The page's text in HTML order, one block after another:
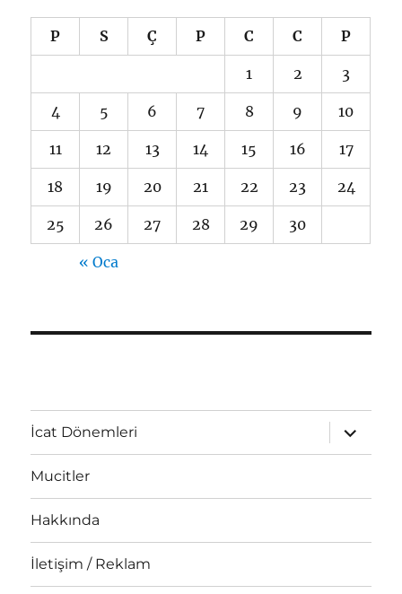
P S Ç P C C P
1 2 3
4 5 6 7 8 9 10
11 12 13 14 15 16 17
18 19 20 21 22 23 24
25 26 27 28 29 30
« Oca
İcat Dönemleri
Alt
menüyü
genişlet
Mucitler
Hakkında
İletişim / Reklam